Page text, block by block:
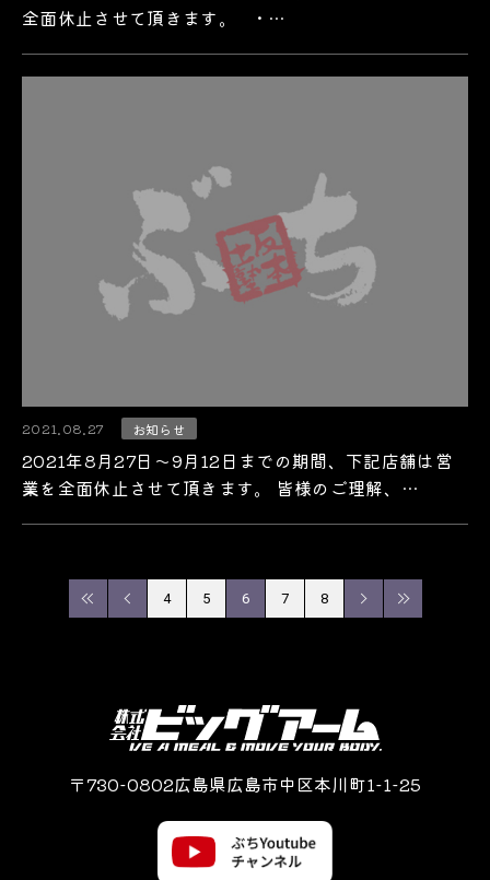
全面休止させて頂きます。 ・…
2021.08.27 お知らせ
2021年8月27日～9月12日までの期間、下記店舗は営
業を全面休止させて頂きます。 皆様のご理解、…
4 5 6 7 8
〒730-0802広島県広島市中区本川町1-1-25